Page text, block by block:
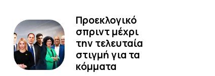
Προεκλογικό
σπριντ μέχρι
την τελευταία
στιγμή για τα
κόμματα